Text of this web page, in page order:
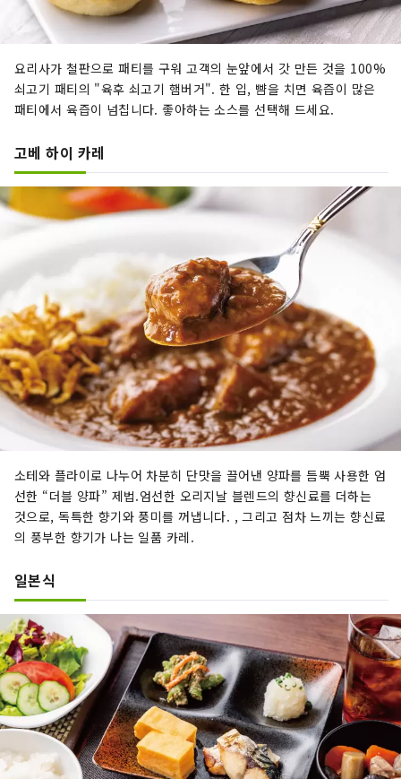
요리사가 철판으로 패티를 구워 고객의 눈앞에서 갓 만든 것을 100%
쇠고기 패티의 "육후 쇠고기 햄버거". 한 입, 뺨을 치면 육즙이 많은
패티에서 육즙이 넘칩니다. 좋아하는 소스를 선택해 드세요.
고베 하이 카레
소테와 플라이로 나누어 차분히 단맛을 끌어낸 양파를 듬뿍 사용한 엄
선한 “더블 양파” 제법.엄선한 오리지날 블렌드의 향신료를 더하는
것으로, 독특한 향기와 풍미를 꺼냅니다. , 그리고 점차 느끼는 향신료
의 풍부한 향기가 나는 일품 카레.
일본식